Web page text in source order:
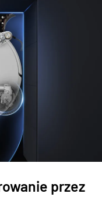
przez